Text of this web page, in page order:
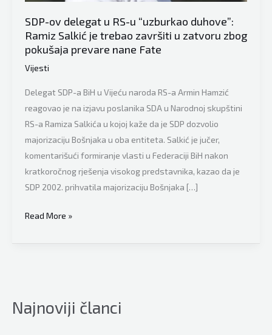
SDP-ov delegat u RS-u “uzburkao duhove”:
Ramiz Salkić je trebao završiti u zatvoru zbog
pokušaja prevare nane Fate
Vijesti
Delegat SDP-a BiH u Vijeću naroda RS-a Armin Hamzić
reagovao je na izjavu poslanika SDA u Narodnoj skupštini
RS-a Ramiza Salkića u kojoj kaže da je SDP dozvolio
majorizaciju Bošnjaka u oba entiteta. Salkić je jučer,
komentarišući formiranje vlasti u Federaciji BiH nakon
kratkoročnog rješenja visokog predstavnika, kazao da je
SDP 2002. prihvatila majorizaciju Bošnjaka […]
SDP-
delegat
“uzburkao
Read More »
Najnoviji članci